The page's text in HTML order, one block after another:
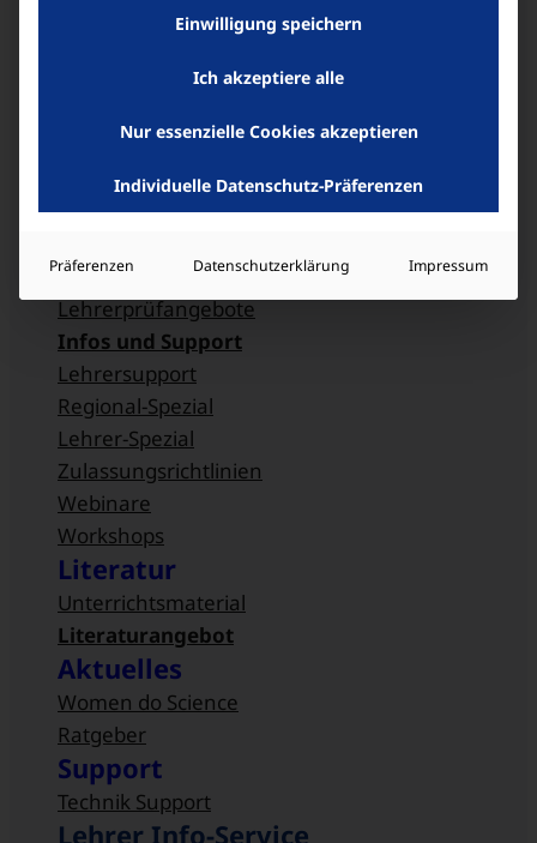
Messwert­erfassung
Software & Apps
Downloads
Lehrer & Schule
Bestellen, leihen, testen
Schulrechnerverleih
Lehrerprüfangebote
Infos und Support
Lehrersupport
Regional-Spezial
Lehrer-Spezial
Zulassungsrichtlinien
Webinare
Workshops
Literatur
Unterrichtsmaterial
Literaturangebot
Aktuelles
Women do Science
Ratgeber
Support
Technik Support
Lehrer Info-Service
Einwilligung speichern
Ich akzeptiere alle
Nur essenzielle Cookies akzeptieren
Individuelle Datenschutz-Präferenzen
Präferenzen Datenschutzerklärung Impressum